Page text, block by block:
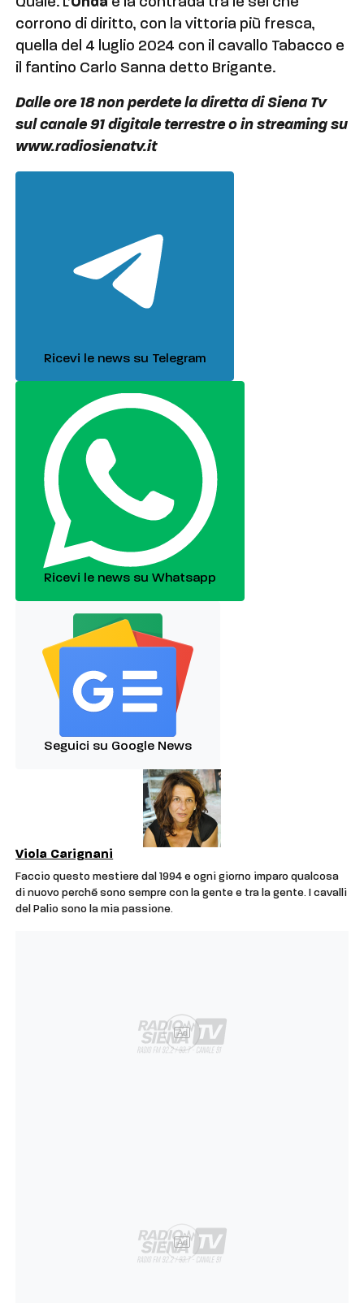
corrono di diritto, con la vittoria più fresca,
quella del 4 luglio 2024 con il cavallo Tabacco e
il fantino Carlo Sanna detto Brigante.
Dalle ore 18 non perdete la diretta di Siena Tv
sul canale 91 digitale terrestre o in streaming su
www.radiosienatv.it
Ricevi le news su Telegram
Ricevi le news su Whatsapp
Seguici su Google News
Viola Carignani
Faccio questo mestiere dal 1994 e ogni giorno imparo qualcosa
di nuovo perché sono sempre con la gente e tra la gente. I cavalli
del Palio sono la mia passione.
Ad
Ad